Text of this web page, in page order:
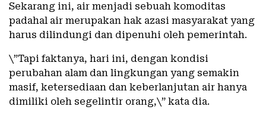
Sekarang ini, air menjadi sebuah komoditas
padahal air merupakan hak azasi masyarakat yang
harus dilindungi dan dipenuhi oleh pemerintah.
\”Tapi faktanya, hari ini, dengan kondisi
perubahan alam dan lingkungan yang semakin
masif, ketersediaan dan keberlanjutan air hanya
dimiliki oleh segelintir orang,\” kata dia.